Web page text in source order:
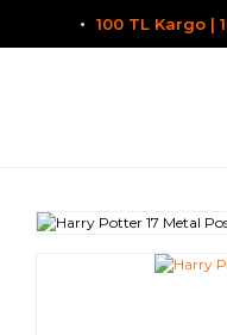
100 TL Kargo |